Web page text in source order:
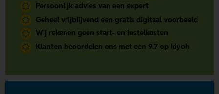
Persoonlijk advies van een expert
Geheel vrijblijvend een gratis digitaal voorbeeld
Wij rekenen geen start- en instelkosten
Klanten beoordelen ons met een 9.7 op kiyoh